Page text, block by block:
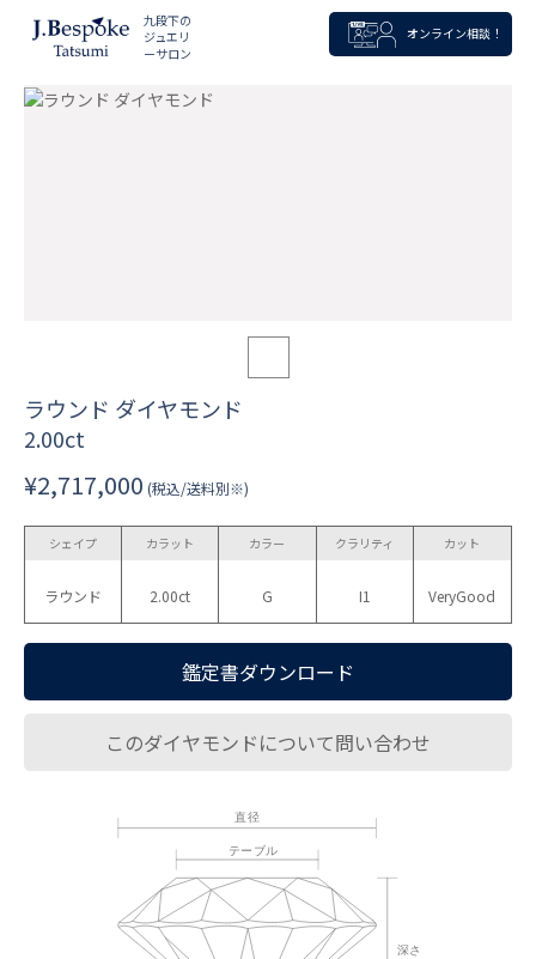
九段下の
ジュエリ
ーサロン
オンライン相談！
ラウンド ダイヤモンド
2.00ct
¥2,717,000 (税込/送料別※)
シェイプ
ラウンド
カラット
2.00ct
カラー
G
クラリティ
I1
カット
VeryGood
鑑定書ダウンロード
このダイヤモンドについて問い合わせ